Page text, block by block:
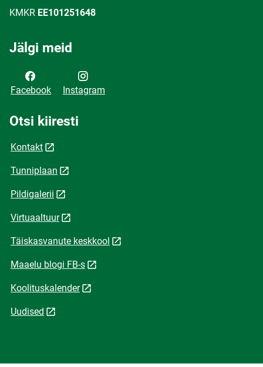
KMKR EE101251648
Jälgi meid
Facebook Instagram
Otsi kiiresti
Kontakt
Tunniplaan
Pildigalerii
Virtuaaltuur
Täiskasvanute keskkool
Maaelu blogi FB-s
Koolituskalender
Uudised